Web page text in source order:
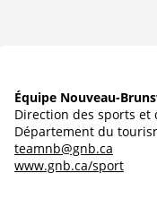
Équipe Nouveau-
Direction des sports et
Département du
teamnb@gnb.ca
www.gnb.ca/sport